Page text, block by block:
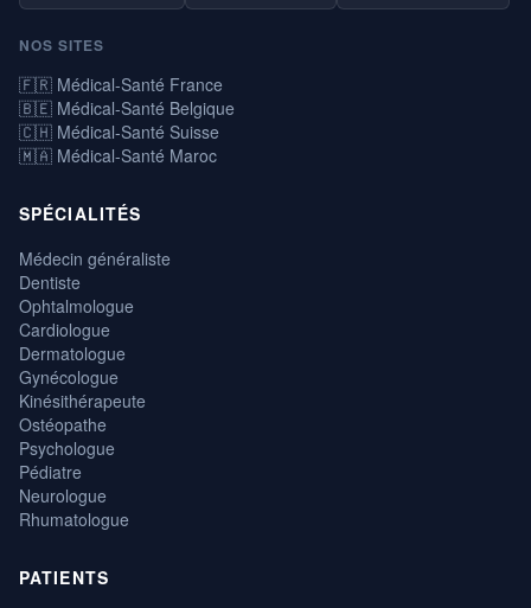
NOS SITES
🇫🇷 Médical-Santé France
🇧🇪 Médical-Santé Belgique
🇨🇭 Médical-Santé Suisse
🇲🇦 Médical-Santé Maroc
SPÉCIALITÉS
Médecin généraliste
Dentiste
Ophtalmologue
Cardiologue
Dermatologue
Gynécologue
Kinésithérapeute
Ostéopathe
Psychologue
Pédiatre
Neurologue
Rhumatologue
PATIENTS